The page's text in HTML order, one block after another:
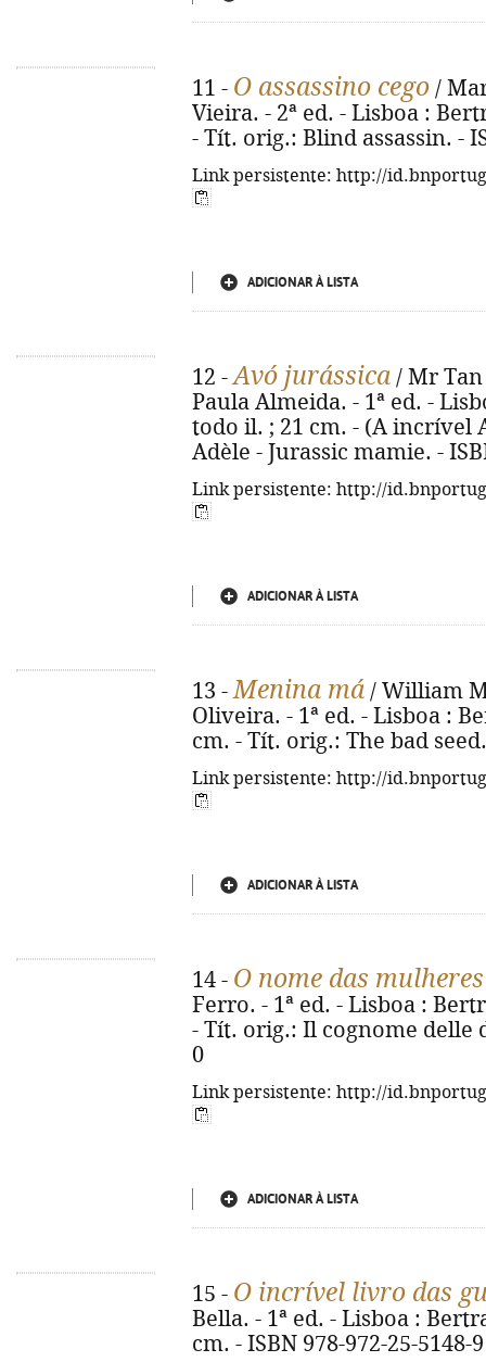
11 - O assassino cego /
Vieira. - 2ª ed. - Lisboa :
- Tít. orig.: Blind assassin. -
Link persistente: http://
ADICIONAR À LISTA
12 -Avó jurássica / Mr
Paula Almeida. - 1ª ed. -
todo il. ; 21 cm. - (A incrível
Adèle - Jurassic mamie. -
Link persistente: http://
ADICIONAR À LISTA
13 -Menina má / William
Oliveira. - 1ª ed. - Lisboa :
cm. - Tít. orig.: The bad
Link persistente: http://
ADICIONAR À LISTA
14 - O nome das mulheres
Ferro. - 1ª ed. - Lisboa :
- Tít. orig.: Il cognome delle
0
Link persistente: http://
ADICIONAR À LISTA
15 - O incrível livro das
Bella. - 1ª ed. - Lisboa :
cm. - ISBN 978-972-25-5148-9